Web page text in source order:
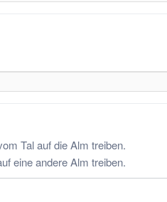
Tal auf die Alm treiben.
eine andere Alm treiben.